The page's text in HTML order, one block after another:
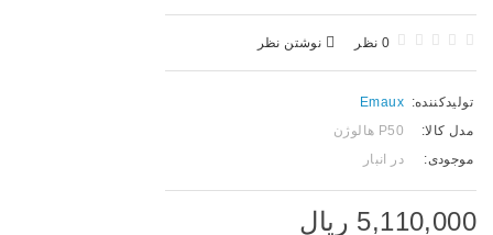
0 نظر نوشتن نظر
تولیدکننده: Emaux
مدل کالا:
P50 هالوژن
موجودی:
در انبار
5,110,000 ریال